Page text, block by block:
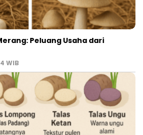
Peluang Usaha dari
WIB